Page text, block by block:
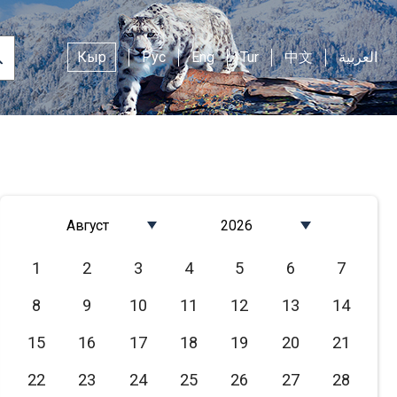
Кыр Рус Eng Tur 中文 العربية
Август
Март
Апрель
Июнь
2026
2024
2023
2021
1 2 3 4 5 6
7
8
9 10 11 12 13
14
15
16 17 18 19 20
21
22
23 24 25 26 27
28